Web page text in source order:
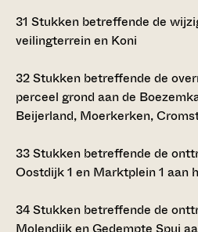
31 Stukken betreffende de
veilingterrein en Koni
32Stukken betreffende de
perceel grond aan de
Beijerland, Moerkerken,
33Stukken betreffende de
Oostdijk 1 en Marktplein 1 aan
34Stukken betreffende de